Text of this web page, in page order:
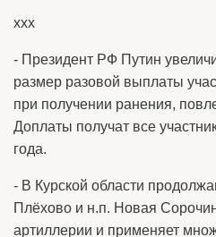
ххх
- Президент РФ Путин
размер разовой выплаты
при получении ранения,
Доплаты получат все
года.
- В Курской области
Плёхово и н.п. Новая
артиллерии и применяет